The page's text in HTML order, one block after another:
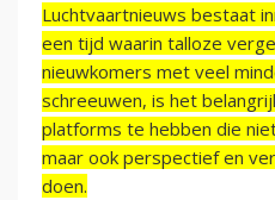
Luchtvaartnieuws bestaat
een tijd waarin talloze
nieuwkomers met veel
schreeuwen, is het
platforms te hebben die
maar ook perspectief en
doen.